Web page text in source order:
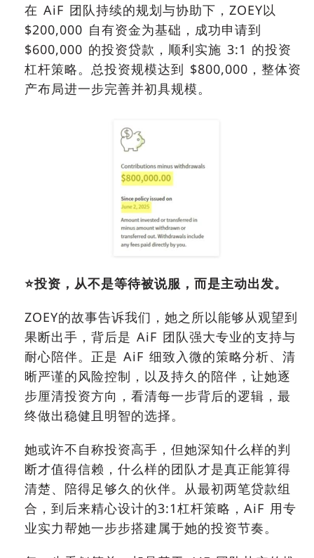
在 AiF 团队持续的规划与协助下，ZOEY以
$200,000 自有资金为基础，成功申请到
$600,000 的投资贷款，顺利实施 3:1 的投资
杠杆策略。总投资规模达到 $800,000，整体资
产布局进一步完善并初具规模。
⭐️投资，从不是等待被说服，而是主动出发。
ZOEY的故事告诉我们，她之所以能够从观望到
果断出手，背后是 AiF 团队强大专业的支持与
耐心陪伴。正是 AiF 细致入微的策略分析、清
晰严谨的风险控制，以及持久的陪伴，让她逐
步厘清投资方向，看清每一步背后的逻辑，最
终做出稳健且明智的选择。
她或许不自称投资高手，但她深知什么样的判
断才值得信赖，什么样的团队才是真正能算得
清楚、陪得足够久的伙伴。从最初两笔贷款组
合，到后来精心设计的3:1杠杆策略，AiF 用专
业实力帮她一步步搭建属于她的投资节奏。